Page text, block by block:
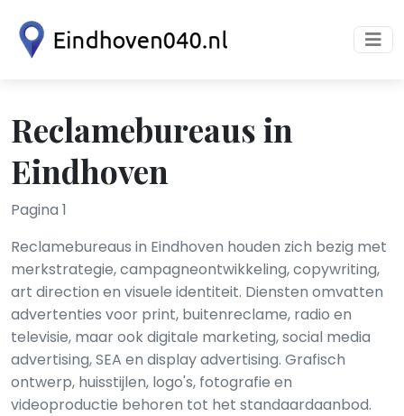
Reclamebureaus in
Eindhoven
Pagina 1
Reclamebureaus in Eindhoven houden zich bezig met
merkstrategie, campagneontwikkeling, copywriting,
art direction en visuele identiteit. Diensten omvatten
advertenties voor print, buitenreclame, radio en
televisie, maar ook digitale marketing, social media
advertising, SEA en display advertising. Grafisch
ontwerp, huisstijlen, logo's, fotografie en
videoproductie behoren tot het standaardaanbod.